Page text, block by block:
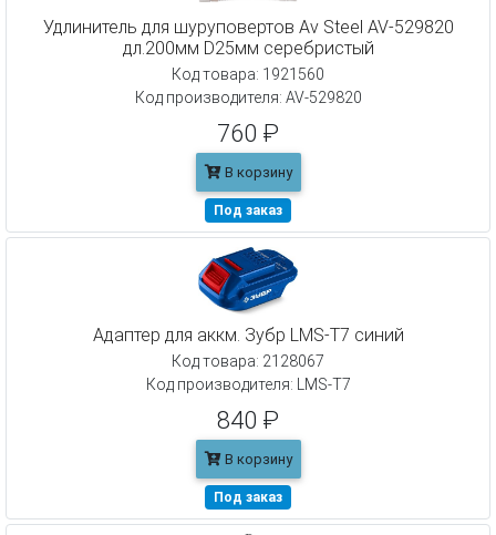
Удлинитель для шуруповертов Av Steel AV-529820
дл.200мм D25мм серебристый
Код товара: 1921560
Код производителя: AV-529820
760 ₽
В корзину
Под заказ
Адаптер для аккм. Зубр LMS-T7 синий
Код товара: 2128067
Код производителя: LMS-T7
840 ₽
В корзину
Под заказ